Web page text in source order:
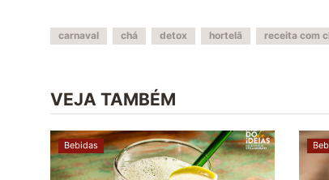
carnaval chá detox hortelã receita com
VEJA TAMBÉM
Bebidas